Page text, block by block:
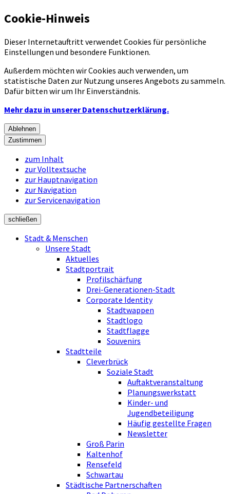
Cookie-Hinweis
Dieser Internetauftritt verwendet Cookies für persönliche
Einstellungen und besondere Funktionen.
Außerdem möchten wir Cookies auch verwenden, um
statistische Daten zur Nutzung unseres Angebots zu sammeln.
Dafür bitten wir um Ihr Einverständnis.
Mehr dazu in unserer Datenschutzerklärung.
Ablehnen
Zustimmen
zum Inhalt
zur Volltextsuche
zur Hauptnavigation
zur Navigation
zur Servicenavigation
schließen
Stadt & Menschen
Unsere Stadt
Aktuelles
Stadtportrait
Profilschärfung
Drei-Generationen-Stadt
Corporate Identity
Stadtwappen
Stadtlogo
Stadtflagge
Souvenirs
Stadtteile
Cleverbrück
Soziale Stadt
Auftaktveranstaltung
Planungswerkstatt
Kinder- und
Jugendbeteiligung
Häufig gestellte Fragen
Newsletter
Groß Parin
Kaltenhof
Rensefeld
Schwartau
Städtische Partnerschaften